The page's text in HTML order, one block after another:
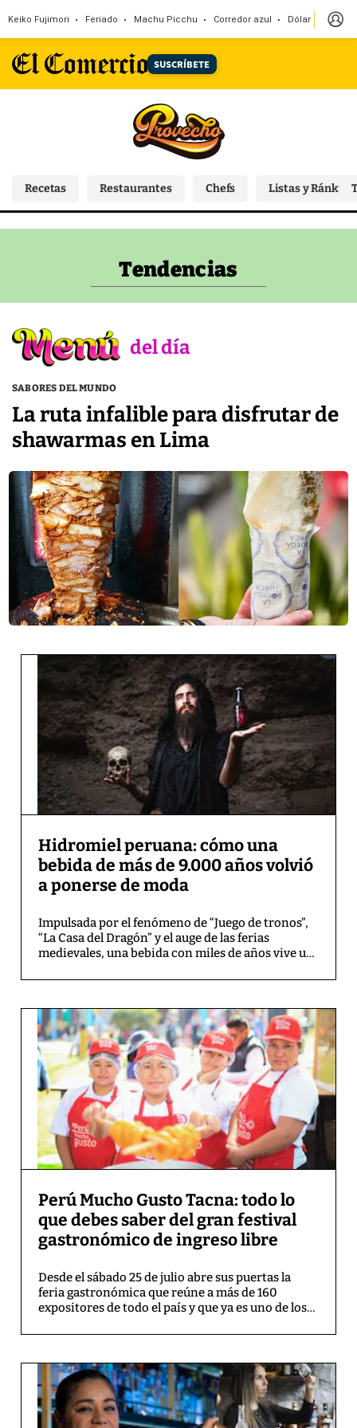
Keiko Fujimori Feriado Machu Picchu Corredor azul Dólar
SUSCRÍBETE
Recetas Restaurantes Chefs Listas y
Tendencias
Tendencias
SABORES DEL MUNDO
La ruta infalible para disfrutar de
shawarmas en Lima
Hidromiel peruana: cómo una
bebida de más de 9.000 años volvió
a ponerse de moda
Impulsada por el fenómeno de “Juego de tronos”,
“La Casa del Dragón” y el auge de las ferias
medievales, una bebida con miles de años vive un
productores explican por qué la hidromiel ha
un pequeño fenómeno cultural.
Perú Mucho Gusto Tacna: todo lo
que debes saber del gran festival
gastronómico de ingreso libre
Desde el sábado 25 de julio abre sus puertas la
feria gastronómica que reúne a más de 160
expositores de todo el país y que ya es uno de los